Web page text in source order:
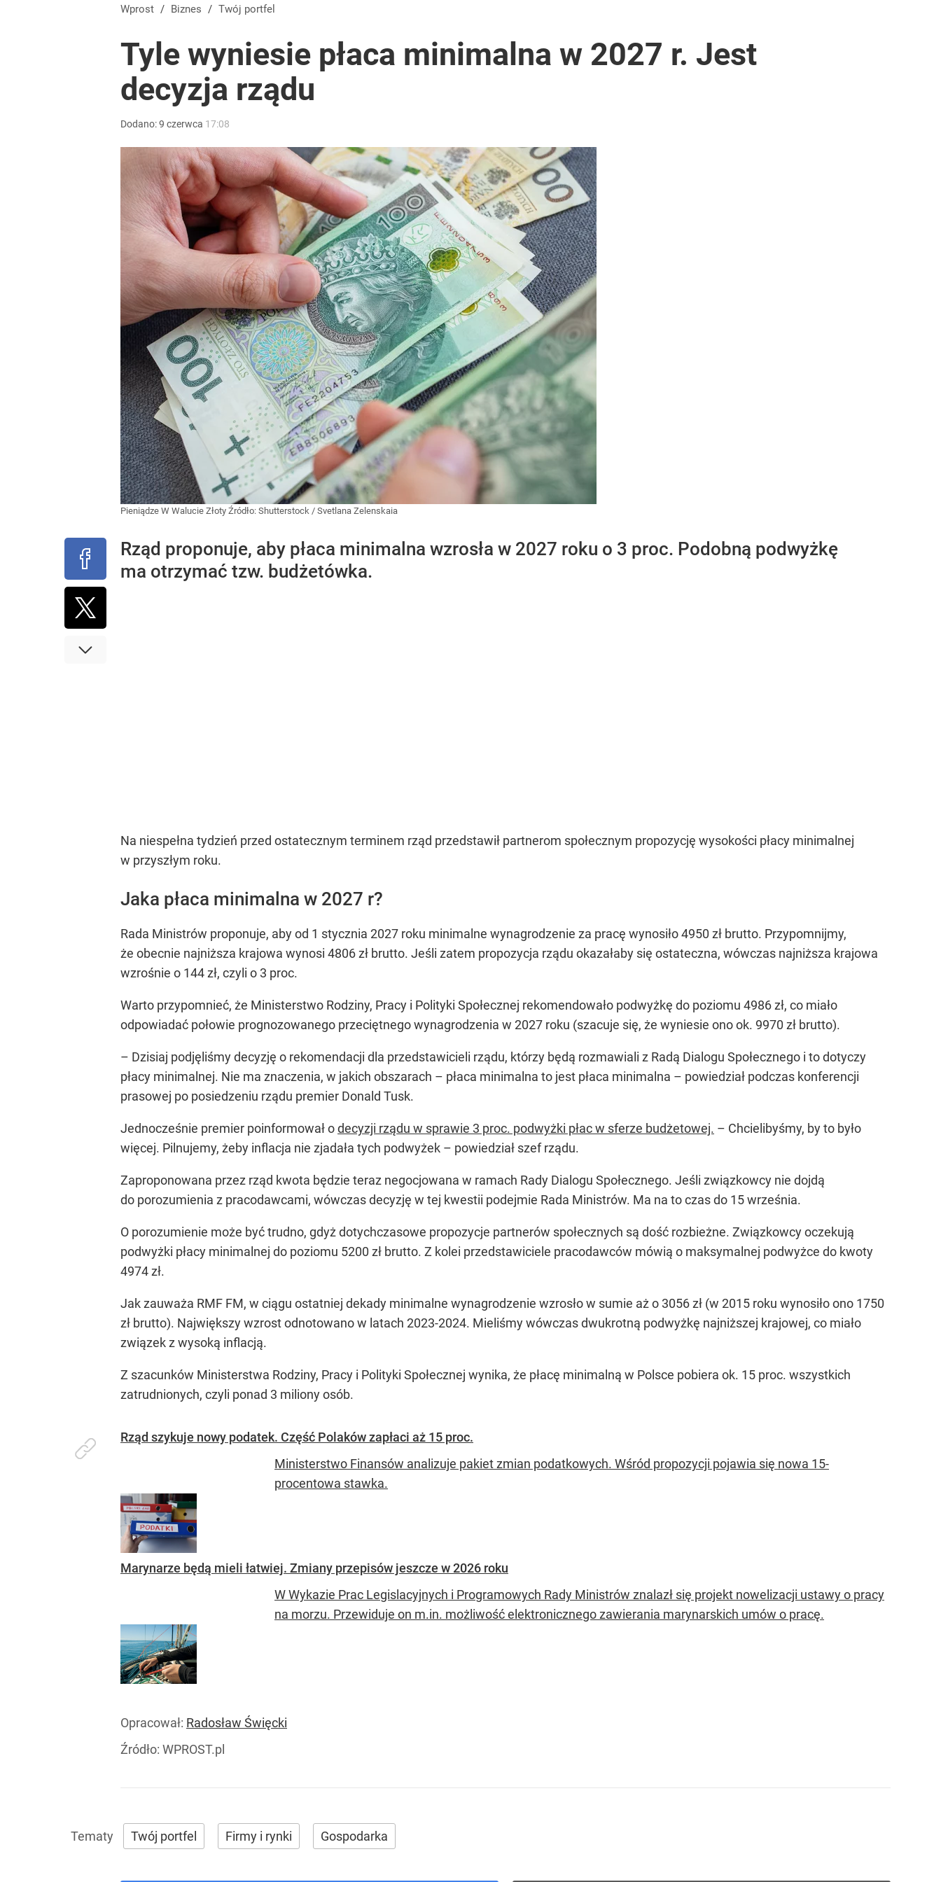
Wprost / Biznes / Twój portfel
Tyle wyniesie płaca minimalna w 2027 r. Jest
decyzja rządu
Dodano:9 czerwca 17:08
Pieniądze W Walucie Złoty Źródło: Shutterstock / Svetlana Zelenskaia
Rząd proponuje, aby płaca minimalna wzrosła w 2027 roku o 3 proc. Podobną podwyżkę
ma otrzymać tzw. budżetówka.
Na niespełna tydzień przed ostatecznym terminem rząd przedstawił partnerom społecznym propozycję wysokości płacy minimalnej
w przyszłym roku.
Jaka płaca minimalna w 2027 r?
Rada Ministrów proponuje, aby od 1 stycznia 2027 roku minimalne wynagrodzenie za pracę wynosiło 4950 zł brutto. Przypomnijmy,
że obecnie najniższa krajowa wynosi 4806 zł brutto. Jeśli zatem propozycja rządu okazałaby się ostateczna, wówczas najniższa krajowa
wzrośnie o 144 zł, czyli o 3 proc.
Warto przypomnieć, że Ministerstwo Rodziny, Pracy i Polityki Społecznej rekomendowało podwyżkę do poziomu 4986 zł, co miało
odpowiadać połowie prognozowanego przeciętnego wynagrodzenia w 2027 roku (szacuje się, że wyniesie ono ok. 9970 zł brutto).
– Dzisiaj podjęliśmy decyzję o rekomendacji dla przedstawicieli rządu, którzy będą rozmawiali z Radą Dialogu Społecznego i to dotyczy
płacy minimalnej. Nie ma znaczenia, w jakich obszarach – płaca minimalna to jest płaca minimalna – powiedział podczas konferencji
prasowej po posiedzeniu rządu premier Donald Tusk.
Jednocześnie premier poinformował odecyzji rządu w sprawie 3 proc. podwyżki płac w sferze budżetowej. – Chcielibyśmy, by to było
więcej. Pilnujemy, żeby inflacja nie zjadała tych podwyżek – powiedział szef rządu.
Zaproponowana przez rząd kwota będzie teraz negocjowana w ramach Rady Dialogu Społecznego. Jeśli związkowcy nie dojdą
do porozumienia z pracodawcami, wówczas decyzję w tej kwestii podejmie Rada Ministrów. Ma na to czas do 15 września.
O porozumienie może być trudno, gdyż dotychczasowe propozycje partnerów społecznych są dość rozbieżne. Związkowcy oczekują
podwyżki płacy minimalnej do poziomu 5200 zł brutto. Z kolei przedstawiciele pracodawców mówią o maksymalnej podwyżce do kwoty
4974 zł.
Jak zauważa RMF FM, w ciągu ostatniej dekady minimalne wynagrodzenie wzrosło w sumie aż o 3056 zł (w 2015 roku wynosiło ono 1750
zł brutto). Największy wzrost odnotowano w latach 2023-2024. Mieliśmy wówczas dwukrotną podwyżkę najniższej krajowej, co miało
związek z wysoką inflacją.
Z szacunków Ministerstwa Rodziny, Pracy i Polityki Społecznej wynika, że płacę minimalną w Polsce pobiera ok. 15 proc. wszystkich
zatrudnionych, czyli ponad 3 miliony osób.
Rząd szykuje nowy podatek. Część Polaków zapłaci aż 15 proc.
Ministerstwo Finansów analizuje pakiet zmian podatkowych. Wśród propozycji pojawia się nowa 15-
procentowa stawka.
Marynarze będą mieli łatwiej. Zmiany przepisów jeszcze w 2026 roku
W Wykazie Prac Legislacyjnych i Programowych Rady Ministrów znalazł się projekt nowelizacji ustawy o pracy
na morzu. Przewiduje on m.in. możliwość elektronicznego zawierania marynarskich umów o pracę.
Opracował: Radosław Święcki
Źródło: WPROST.pl
Twój portfel Firmy i rynki Gospodarka